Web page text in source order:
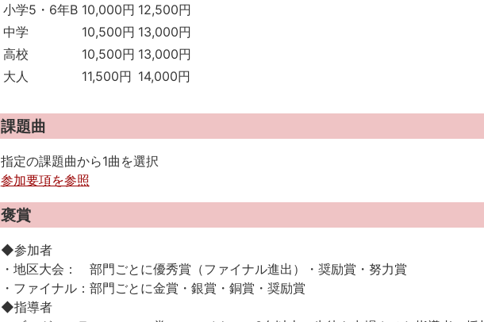
小学5・6年B 10,000円 12,500円
中学
10,500円 13,000円
高校
10,500円 13,000円
大人
11,500円 14,000円
課題曲
指定の課題曲から1曲を選択
参加要項を参照
褒賞
◆参加者
・地区大会： 部門ごとに優秀賞（ファイナル進出）・奨励賞・努力賞
・ファイナル：部門ごとに金賞・銀賞・銅賞・奨励賞
◆指導者